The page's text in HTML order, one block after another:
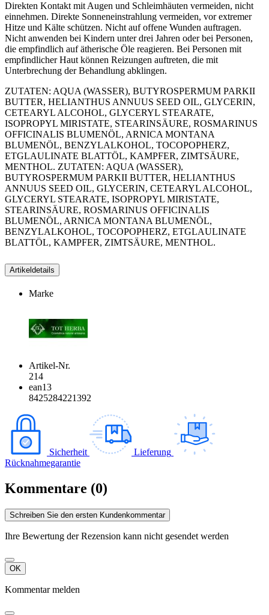
Direkten Kontakt mit Augen und Schleimhäuten vermeiden, nicht
einnehmen. Direkte Sonneneinstrahlung vermeiden, vor extremer
Hitze und Kälte schützen. Nicht auf offene Wunden auftragen.
Nicht anwenden bei Kindern unter drei Jahren oder bei Personen,
die empfindlich auf ätherische Öle reagieren. Bei Personen mit
empfindlicher Haut können Reizungen auftreten, die mit
Unterbrechung der Behandlung abklingen.
ZUTATEN: AQUA (WASSER), BUTYROSPERMUM PARKII
BUTTER, HELIANTHUS ANNUUS SEED OIL, GLYCERIN,
CETEARYL ALCOHOL, GLYCERYL STEARATE,
ISOPROPYL MIRISTATE, STEARINSÄURE, ROSMARINUS
OFFICINALIS BLUMENÖL, ARNICA MONTANA
BLUMENÖL, BENZYLALKOHOL, TOCOPOPHERZ,
ETGLAULINATE BLATTÖL, KAMPFER, ZIMTSÄURE,
MENTHOL. ZUTATEN: AQUA (WASSER),
BUTYROSPERMUM PARKII BUTTER, HELIANTHUS
ANNUUS SEED OIL, GLYCERIN, CETEARYL ALCOHOL,
GLYCERYL STEARATE, ISOPROPYL MIRISTATE,
STEARINSÄURE, ROSMARINUS OFFICINALIS
BLUMENÖL, ARNICA MONTANA BLUMENÖL,
BENZYLALKOHOL, TOCOPOPHERZ, ETGLAULINATE
BLATTÖL, KAMPFER, ZIMTSÄURE, MENTHOL.
Artikeldetails
Marke
Artikel-Nr.
214
ean13
8425284221392
Sicherheit
Lieferung
Rücknahmegarantie
Kommentare (0)
Schreiben Sie den ersten Kundenkommentar
Ihre Bewertung der Rezension kann nicht gesendet werden
OK
Kommentar melden